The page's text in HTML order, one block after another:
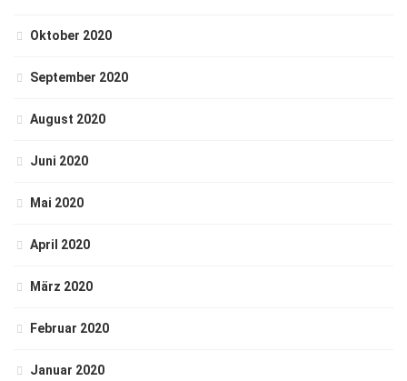
Oktober 2020
September 2020
August 2020
Juni 2020
Mai 2020
April 2020
März 2020
Februar 2020
Januar 2020